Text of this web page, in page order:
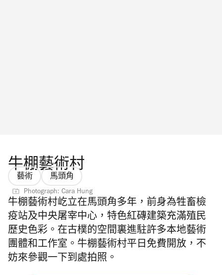
牛棚藝術村
藝術 馬頭角
Photograph: Cara Hung
牛棚藝術村屹立在馬頭角多年， 前身為牲畜檢
疫站及中央屠宰中心，特色紅磚建築充滿殖民
歷史色彩。在古樸的空間裏進駐許多本地藝術
團體和工作室。牛棚藝術村平日 免費開放 ，不
妨來參觀一下到處拍照。